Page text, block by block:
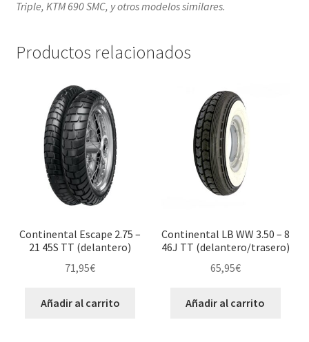
Triple, KTM 690 SMC, y otros modelos similares.
Productos relacionados
Continental Escape 2.75 –
21 45S TT (delantero)
71,95€
Añadir al carrito
Continental LB WW 3.50 – 8
46J TT (delantero/trasero)
65,95€
Añadir al carrito